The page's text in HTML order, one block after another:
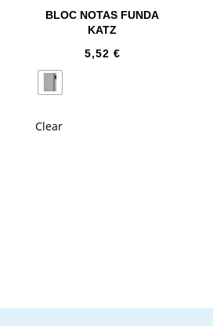
BLOC NOTAS FUNDA
KATZ
5,52 €
Clear